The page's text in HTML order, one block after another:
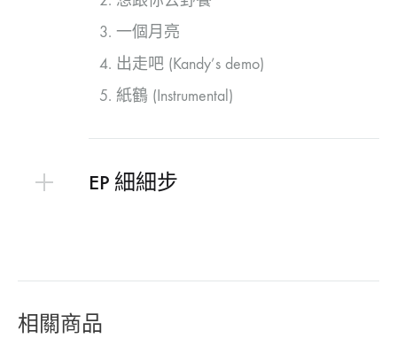
一個月亮
出走吧 (Kandy’s demo)
紙鶴 (Instrumental)
EP 細細步
相關商品